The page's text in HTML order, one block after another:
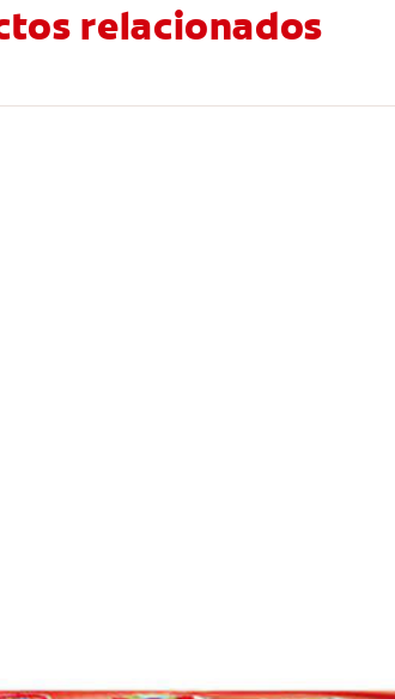
relacionados